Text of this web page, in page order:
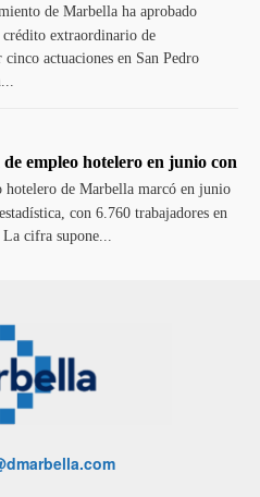
de Marbella ha aprobado
extraordinario de
actuaciones en San Pedro
empleo hotelero en junio con
hotelero de Marbella marcó en junio
con 6.760 trabajadores en
La cifra supone...